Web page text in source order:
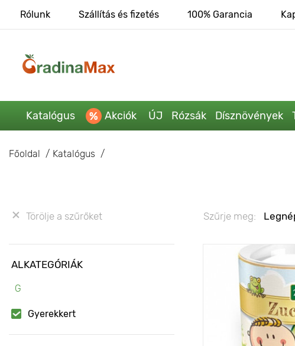
Rólunk Szállítás és fizetés 100% Garancia
Katalógus Akciók ÚJ Rózsák Dísznövények
Főoldal Katalógus
Törölje a szűrőket
ALKATEGÓRIÁK
G
Gyerekkert
Szűrje meg:
Jellemzők
Kifejlett kori
magasság
Ültetési távolság